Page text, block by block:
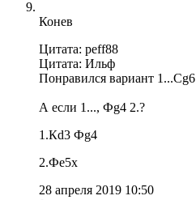
Конев
Цитата: peff88
Цитата: Ильф
Понравился вариант 1...Сg6
А если 1..., Фg4 2.?
1.Кd3 Фg4
2.Фе5х
28 апреля 2019 10:50